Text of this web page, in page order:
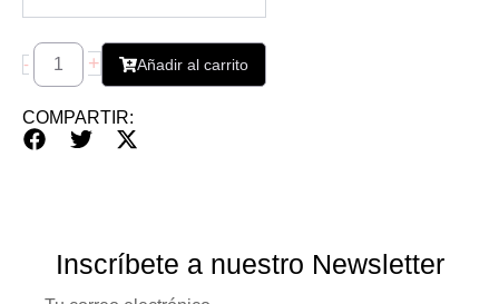
- + Añadir al carrito
COMPARTIR:
Inscríbete a nuestro Newsletter